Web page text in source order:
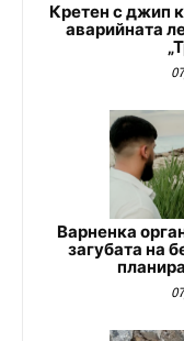
Кретен с джип
аварийната
Варненка
загубата на